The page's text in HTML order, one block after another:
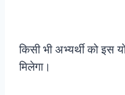
किसी भी अभ्यर्थी को इस
मिलेगा।